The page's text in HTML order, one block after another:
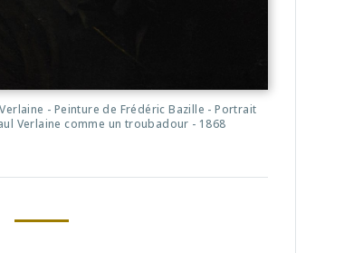
- Peinture de Frédéric Bazille - Portrait
Verlaine comme un troubadour - 1868